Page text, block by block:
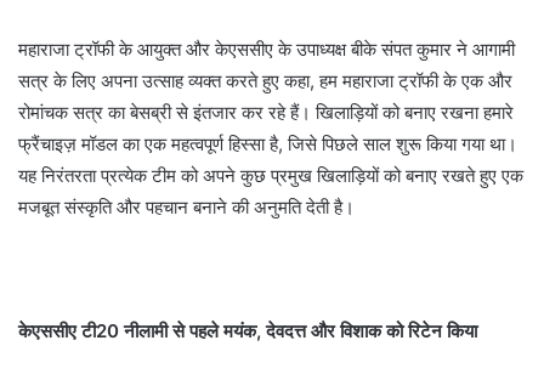
महाराजा ट्रॉफी के आयुक्त और केएससीए के उपाध्यक्ष बीके संपत कुमार ने आगामी
सत्र के लिए अपना उत्साह व्यक्त करते हुए कहा, हम महाराजा ट्रॉफी के एक और
रोमांचक सत्र का बेसब्री से इंतजार कर रहे हैं। खिलाड़ियों को बनाए रखना हमारे
फ्रैंचाइज़ मॉडल का एक महत्वपूर्ण हिस्सा है, जिसे पिछले साल शुरू किया गया था।
यह निरंतरता प्रत्येक टीम को अपने कुछ प्रमुख खिलाड़ियों को बनाए रखते हुए एक
मजबूत संस्कृति और पहचान बनाने की अनुमति देती है।
केएससीए टी20 नीलामी से पहले मयंक, देवदत्त और विशाक को रिटेन किया